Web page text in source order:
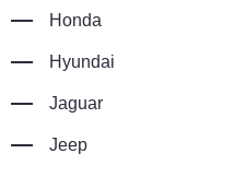
Honda
Hyundai
Jaguar
Jeep